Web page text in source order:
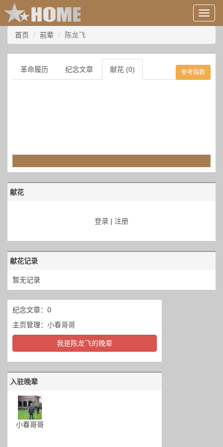
用
户
息/
登
录
等
首页 前辈 陈龙飞
革命履历 纪念文章 献花 (0) 参考指数
献花
登录 | 注册
献花记录
暂无记录
纪念文章：0
主页管理： 小春哥哥
我是陈龙飞的晚辈
入驻晚辈
小春哥哥